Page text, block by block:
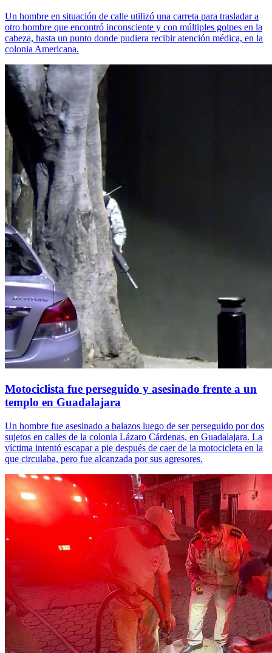
Un hombre en situación de calle utilizó una carreta para trasladar a
otro hombre que encontró inconsciente y con múltiples golpes en la
cabeza, hasta un punto donde pudiera recibir atención médica, en la
colonia Americana.
Motociclista fue perseguido y asesinado frente a un
templo en Guadalajara
Un hombre fue asesinado a balazos luego de ser perseguido por dos
sujetos en calles de la colonia Lázaro Cárdenas, en Guadalajara. La
víctima intentó escapar a pie después de caer de la motocicleta en la
que circulaba, pero fue alcanzada por sus agresores.